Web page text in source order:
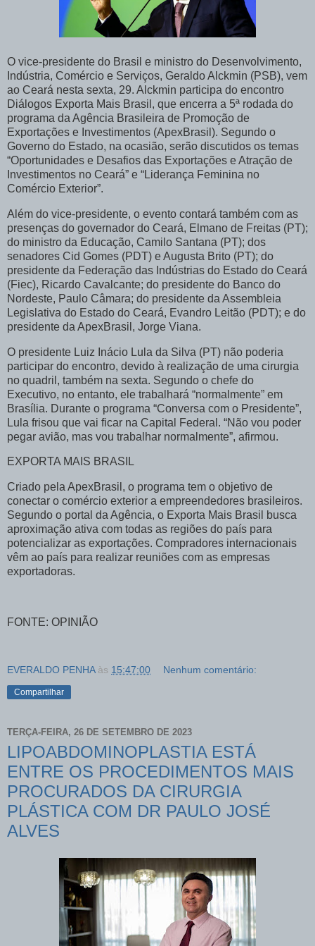
O vice-presidente do Brasil e ministro do Desenvolvimento,
Indústria, Comércio e Serviços, Geraldo Alckmin (PSB), vem
ao Ceará nesta sexta, 29. Alckmin participa do encontro
Diálogos Exporta Mais Brasil, que encerra a 5ª rodada do
programa da Agência Brasileira de Promoção de
Exportações e Investimentos (ApexBrasil). Segundo o
Governo do Estado, na ocasião, serão discutidos os temas
“Oportunidades e Desafios das Exportações e Atração de
Investimentos no Ceará” e “Liderança Feminina no
Comércio Exterior”.
Além do vice-presidente, o evento contará também com as
presenças do governador do Ceará, Elmano de Freitas (PT);
do ministro da Educação, Camilo Santana (PT); dos
senadores Cid Gomes (PDT) e Augusta Brito (PT); do
presidente da Federação das Indústrias do Estado do Ceará
(Fiec), Ricardo Cavalcante; do presidente do Banco do
Nordeste, Paulo Câmara; do presidente da Assembleia
Legislativa do Estado do Ceará, Evandro Leitão (PDT); e do
presidente da ApexBrasil, Jorge Viana.
O presidente Luiz Inácio Lula da Silva (PT) não poderia
participar do encontro, devido à realização de uma cirurgia
no quadril, também na sexta. Segundo o chefe do
Executivo, no entanto, ele trabalhará “normalmente” em
Brasília. Durante o programa “Conversa com o Presidente”,
Lula frisou que vai ficar na Capital Federal. “Não vou poder
pegar avião, mas vou trabalhar normalmente”, afirmou.
EXPORTA MAIS BRASIL
Criado pela ApexBrasil, o programa tem o objetivo de
conectar o comércio exterior a empreendedores brasileiros.
Segundo o portal da Agência, o Exporta Mais Brasil busca
aproximação ativa com todas as regiões do país para
potencializar as exportações. Compradores internacionais
vêm ao país para realizar reuniões com as empresas
exportadoras.
FONTE: OPINIÃO
EVERALDO PENHA às 15:47:00 Nenhum comentário:
Compartilhar
TERÇA-FEIRA, 26 DE SETEMBRO DE 2023
LIPOABDOMINOPLASTIA ESTÁ
ENTRE OS PROCEDIMENTOS MAIS
PROCURADOS DA CIRURGIA
PLÁSTICA COM DR PAULO JOSÉ
ALVES